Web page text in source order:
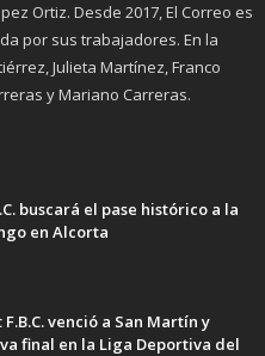
Ortiz. Desde 2017, El Correo es
por sus trabajadores. En la
Julieta Martínez, Franco
y Mariano Carreras.
buscará el pase histórico a la
en Alcorta
venció a San Martín y
final en la Liga Deportiva del